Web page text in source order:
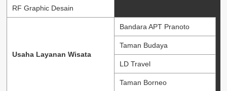
RF Graphic Desain
Usaha Layanan Wisata
Bandara APT Pranoto
Taman Budaya
LD Travel
Taman Borneo